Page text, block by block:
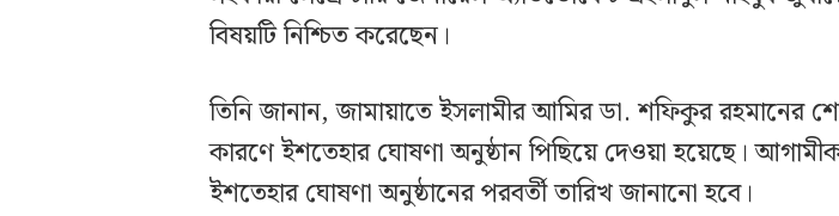
বিষয়টি নিশ্চিত করেছেন।
তিনি জানান, জামায়াতে ইসলামীর আমির ডা. শফিকুর রহমানের
কারণে ইশতেহার ঘোষণা অনুষ্ঠান পিছিয়ে দেওয়া হয়েছে।
ইশতেহার ঘোষণা অনুষ্ঠানের পরবর্তী তারিখ জানানো হবে।